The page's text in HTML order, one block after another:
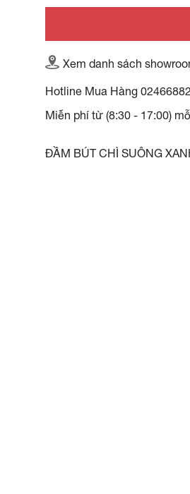
Xem danh sách
Hotline Mua Hàng
Miễn phí từ (8:30 - 17:00)
ĐẦM BÚT CHÌ SUÔNG